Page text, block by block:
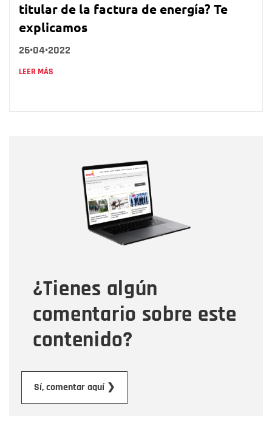
titular de la factura de energía? Te
explicamos
26•04•2022
LEER MÁS
¿Tienes algún
comentario sobre este
contenido?
Sí, comentar aquí ❯
Correo electrónico
Tipo de comentario
Mensaje